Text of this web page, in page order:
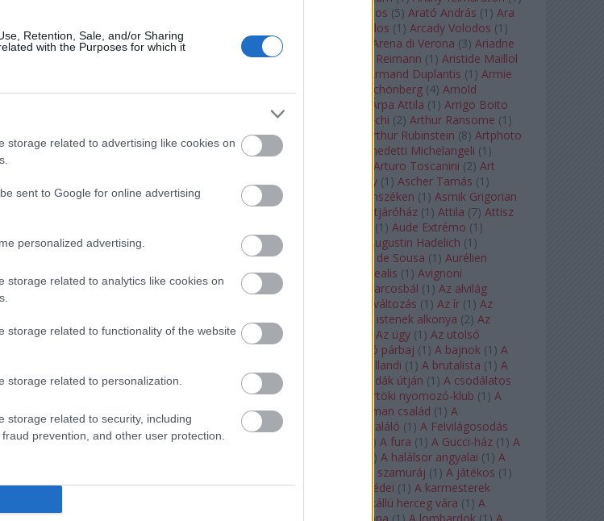
Retention, Sale, and/or Sharing
with the Purposes for which it
storage related to advertising like cookies on
sent to Google for online advertising
personalized advertising.
storage related to analytics like cookies on
storage related to functionality of the website
storage related to personalization.
storage related to security, including
prevention, and other user protection.
Arany János (5) Arató András (1 ) Ara
Arcadi Volodos (1 ) Arcady Volodos (1 )
Arcangelo Corelli
Arena di Verona (3) Ariadne
auf Naxos
Aribert Reimann (1 ) Aristide Maillol
Armand Duplantis (1 ) Armie
Hammer
Arnold Schönberg (4) Arnold
Árpa Attila (1 ) Arrigo Boito
) Artemisia Gentileschi (2) Arthur Ransome (1 )
Arthur Rimbaud
Arthur Rubinstein (8) Artphoto
Galéria
Arturo Benedetti Michelangeli (1 )
Arturo Toscanini (2) Art
Garfunkel
Art Shay (1 ) Ascher Tamás (1 )
Ascher Tamás Háromszéken (1 ) Asmik Grigorian
(2) Átjáróház (1 ) Attila (7) Attisz
(1 ) Aude Extrémo (1 )
Audrey Hepburn
Augustin Hadelich (1 )
Aurelianus
Aurelia de Sousa (1 ) Aurélien
Pascal
Aurora borealis (1 ) Avignoni
szerelmesek
Az álarcosbál (1 ) Az alvilág
Az átváltozás (1 ) Az ír (1 ) Az
isenheimi oltár
Az istenek alkonya (2) Az
olvasás éjszakája
Az ügy (1 ) Az utolsó
mohikán
Az utolsó párbaj (1 ) A bajnok (1 ) A
A bolygó hollandi (1 ) A brutalista (1 ) A
Chorus Line
A csodák útján (1 ) A csodálatos
mandarin
A csütörtöki nyomozó-klub (1 ) A
doktor úr
A Fabelman család (1 ) A
félkegyelmű
A feltaláló (1 ) A Felvilágosodás
) A fura (1 ) A Gucci-ház (1 ) A
) A halálsor angyalai (1 ) A
A hét szamuráj (1 ) A játékos (1 )
A karmeliták párbeszédei (1 ) A karmesterek
A kékszakállú herceg vára (1 ) A